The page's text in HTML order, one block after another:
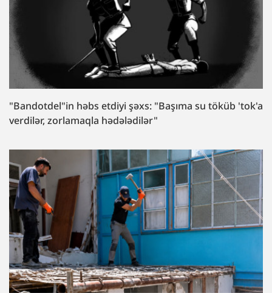
"Bandotdel"in həbs etdiyi şəxs: "Başıma su töküb 'tok'a
verdilər, zorlamaqla hədələdilər"